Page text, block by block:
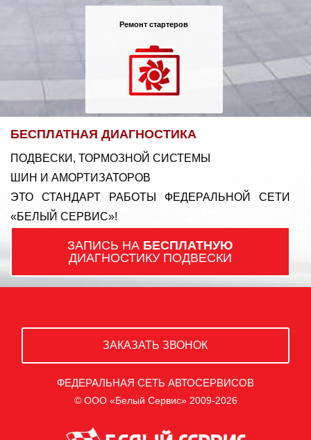
Ремонт стартеров
БЕСПЛАТНАЯ ДИАГНОСТИКА
ПОДВЕСКИ, ТОРМОЗНОЙ СИСТЕМЫ
ШИН И АМОРТИЗАТОРОВ
ЭТО СТАНДАРТ РАБОТЫ ФЕДЕРАЛЬНОЙ СЕТИ
«БЕЛЫЙ СЕРВИС»!
ЗАПИСЬ НА БЕСПЛАТНУЮ
ДИАГНОСТИКУ ПОДВЕСКИ
ЗАКАЗАТЬ ЗВОНОК
ФЕДЕРАЛЬНАЯ СЕТЬ АВТОСЕРВИСОВ
© ООО «Белый Сервис» 2009-2026